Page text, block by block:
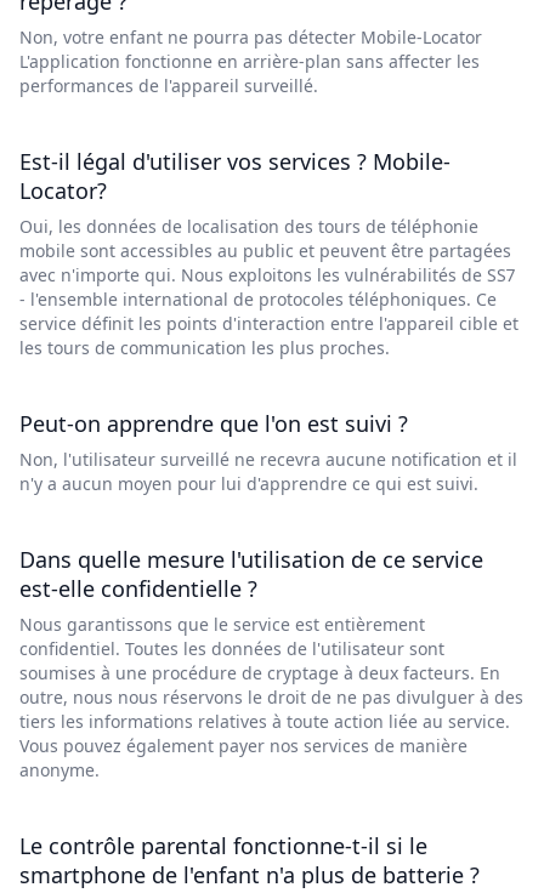
Non, votre enfant ne pourra pas détecter Mobile-Locator
L'application fonctionne en arrière-plan sans affecter les
performances de l'appareil surveillé.
Est-il légal d'utiliser vos services ? Mobile-
Locator?
Oui, les données de localisation des tours de téléphonie
mobile sont accessibles au public et peuvent être partagées
avec n'importe qui. Nous exploitons les vulnérabilités de SS7
- l'ensemble international de protocoles téléphoniques. Ce
service définit les points d'interaction entre l'appareil cible et
les tours de communication les plus proches.
Peut-on apprendre que l'on est suivi ?
Non, l'utilisateur surveillé ne recevra aucune notification et il
n'y a aucun moyen pour lui d'apprendre ce qui est suivi.
Dans quelle mesure l'utilisation de ce service
est-elle confidentielle ?
Nous garantissons que le service est entièrement
confidentiel. Toutes les données de l'utilisateur sont
soumises à une procédure de cryptage à deux facteurs. En
outre, nous nous réservons le droit de ne pas divulguer à des
tiers les informations relatives à toute action liée au service.
Vous pouvez également payer nos services de manière
anonyme.
Le contrôle parental fonctionne-t-il si le
smartphone de l'enfant n'a plus de batterie ?